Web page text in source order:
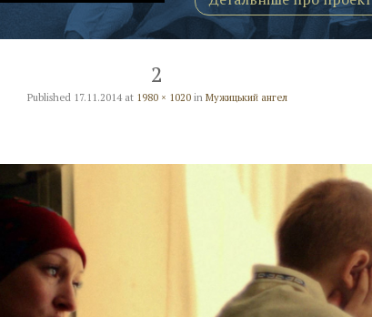
2
Published 17.11.2014at 1980 × 1020in Мужицький ангел